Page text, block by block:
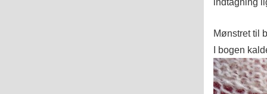
Mønstret til
I bogen